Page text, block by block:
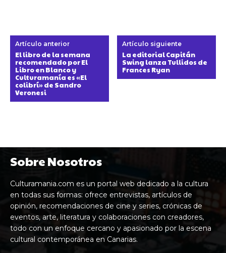
Artículo anterior
El libro de la semana
recomendado por El
Libro en Blanco y
Culturamanía es «El
colibrí» de Sandro
Veronesi
Artículo siguiente
La editorial Capitán
Swing lanza Tullidos de
Frances Ryan
Sobre Nosotros
Culturamania.com es un portal web dedicado a la cultura
en todas sus formas: ofrece entrevistas, artículos de
opinión, recomendaciones de cine y series, crónicas de
eventos, arte, literatura y colaboraciones con creadores,
todo con un enfoque cercano y apasionado por la escena
cultural contemporánea en Canarias.